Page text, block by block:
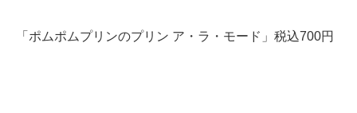
「ポムポムプリンのプリン ア・ラ・モード」税込700円